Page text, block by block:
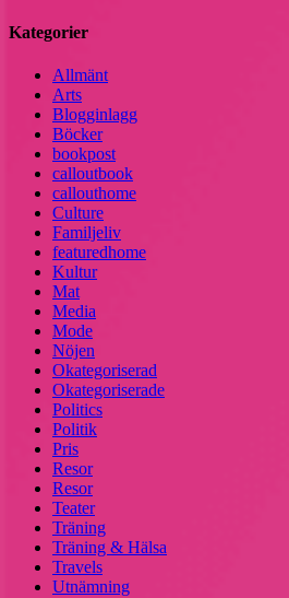
Kategorier
Allmänt
Arts
Blogginlagg
Böcker
bookpost
calloutbook
callouthome
Culture
Familjeliv
featuredhome
Kultur
Mat
Media
Mode
Nöjen
Okategoriserad
Okategoriserade
Politics
Politik
Pris
Resor
Resor
Teater
Träning
Träning & Hälsa
Travels
Utnämning